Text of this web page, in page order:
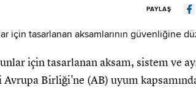
PAYLAŞ
için tasarlanan aksam, sistem ve
Birliği'ne (AB) uyum